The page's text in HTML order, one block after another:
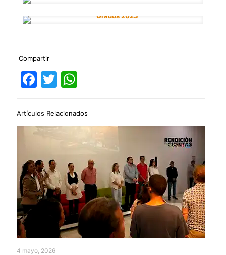
Compartir
Facebook
Twitter
WhatsApp
Artículos Relacionados
4 mayo, 2026